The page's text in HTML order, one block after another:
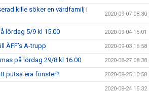
kille söker en värdfamilj i
2020-09-07 08:30
lördag 5/9 kl 15.00 2020-09-04 15:01
ÄFF’s A-trupp 2020-09-03 16:58
på lördag 29/8 kl 16.00 2020-08-27 08:38
putsa era fönster? 2020-08-25 10:58
2020-08-24 15:32